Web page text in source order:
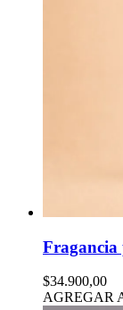
Fragancia
$34.900,00
AGREGAR